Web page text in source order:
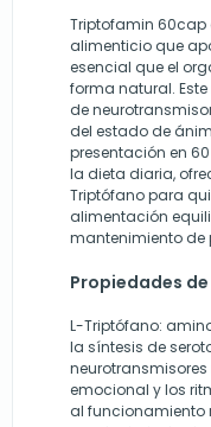
Triptofamin 60cap
alimenticio que
esencial que el
forma natural.
de
del estado de
presentación en
la dieta diaria,
Triptófano para
alimentación
mantenimiento de
Propiedades
L-Triptófano:
la síntesis de
emocional y los
al funcionamiento